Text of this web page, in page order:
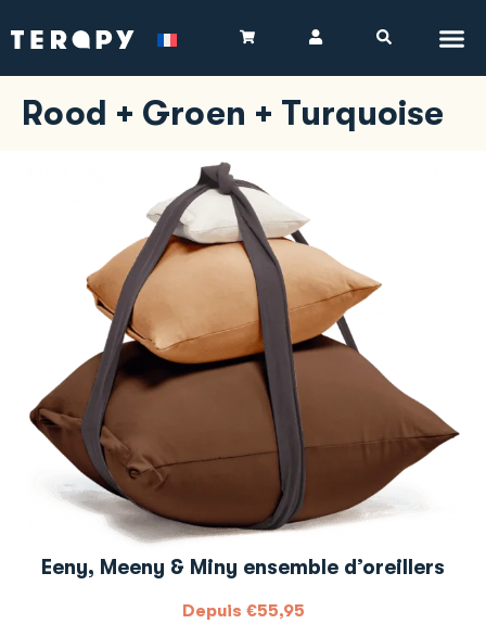
Rood + Groen + Turquoise
Eeny, Meeny & Miny ensemble d’oreillers
Depuis €55,95